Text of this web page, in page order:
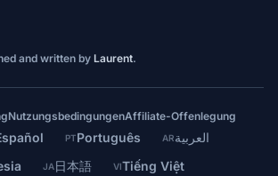
and written by Laurent.
NutzungsbedingungenAffiliate-Offenlegung
PTPortuguês ARالعربية
JA日本語 VITiếng Việt